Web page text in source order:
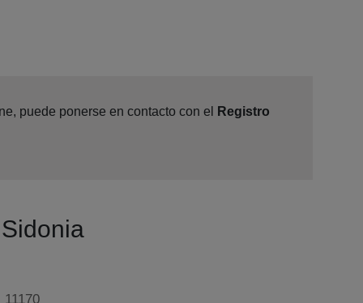
puede ponerse en contacto con el
Registro